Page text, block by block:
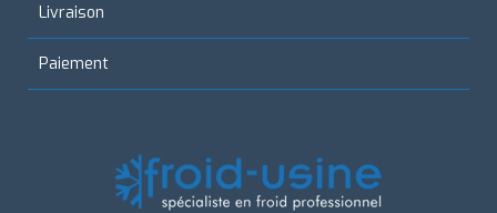
Livraison
Paiement